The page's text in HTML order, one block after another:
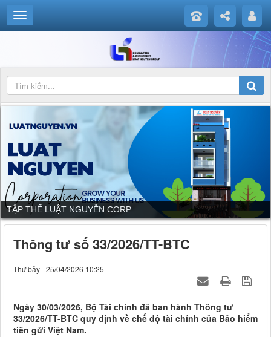
DỊCH VỤ CỦA LUẬT NGUYỄN CORP
Thông tư số 33/2026/TT-BTC
Thứ bảy - 25/04/2026 10:25
Ngày 30/03/2026, Bộ Tài chính đã ban hành Thông tư
33/2026/TT-BTC quy định về chế độ tài chính của Bảo hiểm
tiền gửi Việt Nam.